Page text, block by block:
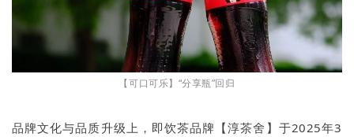
【可口可乐】“分享瓶”回归
品牌文化与品质升级上，即饮茶品牌【淳茶舍】于2025年3